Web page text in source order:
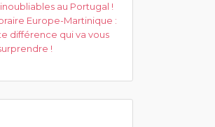
au Portugal !
Europe-Martinique :
différence qui va vous
!